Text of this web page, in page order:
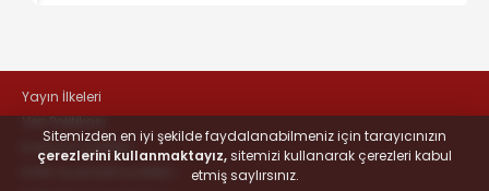
Yayın İlkeleri
Veri Politikası
Kullanım Şartları
Sitemizden en iyi şekilde faydalanabilmeniz için tarayıcınızın
çerezlerini kullanmaktayız,sitemizi kullanarak çerezleri kabul
etmiş saylırsınız.